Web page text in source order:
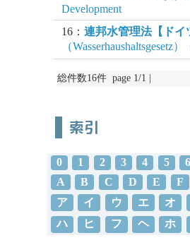
Development
16：連邦水管理法【ドイ
（Wasserhaushaltsgesetz）
総件数16件 page 1/1 |
索引
0 1 2 3 4 5 6
A
B C D E F
ア
イ ウ エ オ
ハ
ヒ フ ヘ ホ